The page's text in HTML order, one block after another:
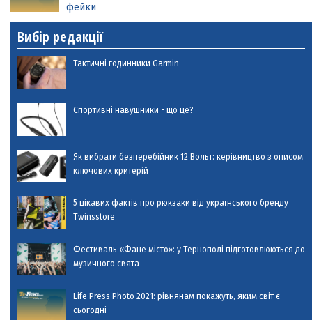
фейки
Вибір редакції
Тактичні годинники Garmin
Спортивні навушники - що це?
Як вибрати безперебійник 12 Вольт: керівництво з описом
ключових критерій
5 цікавих фактів про рюкзаки від українського бренду
Twinsstore
Фестиваль «Фане місто»: у Тернополі підготовлюються до
музичного свята
Life Press Photo 2021: рівнянам покажуть, яким світ є
сьогодні